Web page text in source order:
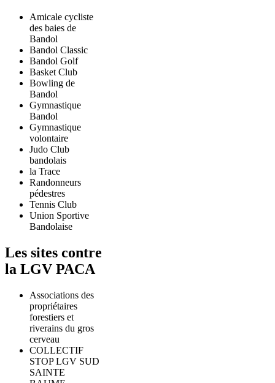
Amicale cycliste
des baies de
Bandol
Bandol Classic
Bandol Golf
Basket Club
Bowling de
Bandol
Gymnastique
Bandol
Gymnastique
volontaire
Judo Club
bandolais
la Trace
Randonneurs
pédestres
Tennis Club
Union Sportive
Bandolaise
Les sites contre
la LGV PACA
Associations des
propriétaires
forestiers et
riverains du gros
cerveau
COLLECTIF
STOP LGV SUD
SAINTE